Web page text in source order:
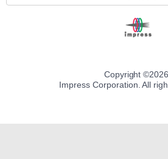
Copyright ©2026
Impress Corporation. All